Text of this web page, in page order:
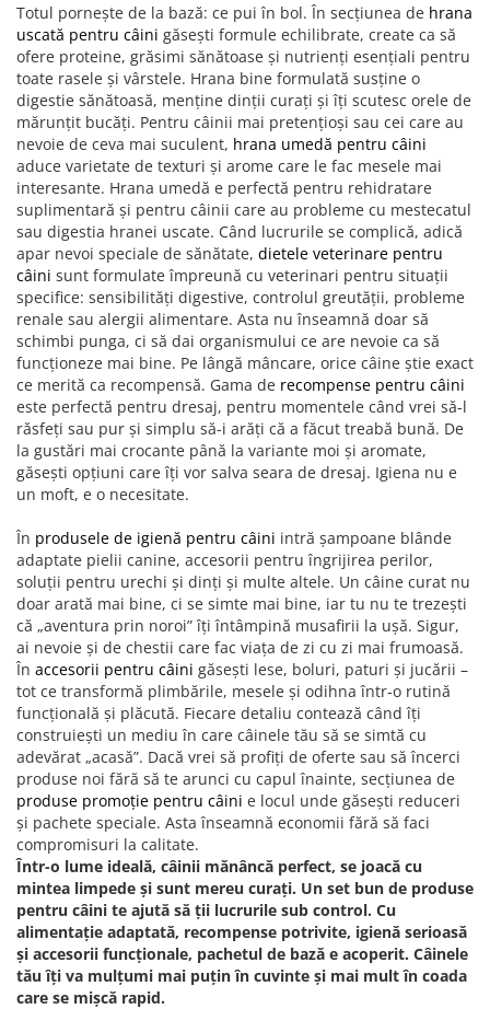
Totul pornește de la bază: ce pui în bol. În secțiunea de hrana
uscată pentru câini găsești formule echilibrate, create ca să
ofere proteine, grăsimi sănătoase și nutrienți esențiali pentru
toate rasele și vârstele. Hrana bine formulată susține o
digestie sănătoasă, menține dinții curați și îți scutesc orele de
mărunțit bucăți. Pentru câinii mai pretențioși sau cei care au
nevoie de ceva mai suculent, hrana umedă pentru câini
aduce varietate de texturi și arome care le fac mesele mai
interesante. Hrana umedă e perfectă pentru rehidratare
suplimentară și pentru câinii care au probleme cu mestecatul
sau digestia hranei uscate. Când lucrurile se complică, adică
apar nevoi speciale de sănătate, dietele veterinare pentru
câini sunt formulate împreună cu veterinari pentru situații
specifice: sensibilități digestive, controlul greutății, probleme
renale sau alergii alimentare. Asta nu înseamnă doar să
schimbi punga, ci să dai organismului ce are nevoie ca să
funcționeze mai bine. Pe lângă mâncare, orice câine știe exact
ce merită ca recompensă. Gama de recompense pentru câini
este perfectă pentru dresaj, pentru momentele când vrei să-l
răsfeți sau pur și simplu să-i arăți că a făcut treabă bună. De
la gustări mai crocante până la variante moi și aromate,
găsești opțiuni care îți vor salva seara de dresaj. Igiena nu e
un moft, e o necesitate.
În produsele de igienă pentru câini intră șampoane blânde
adaptate pielii canine, accesorii pentru îngrijirea perilor,
soluții pentru urechi și dinți și multe altele. Un câine curat nu
doar arată mai bine, ci se simte mai bine, iar tu nu te trezești
că „aventura prin noroi” îți întâmpină musafirii la ușă. Sigur,
ai nevoie și de chestii care fac viața de zi cu zi mai frumoasă.
În accesorii pentru câini găsești lese, boluri, paturi și jucării –
tot ce transformă plimbările, mesele și odihna într-o rutină
funcțională și plăcută. Fiecare detaliu contează când îți
construiești un mediu în care câinele tău să se simtă cu
adevărat „acasă”. Dacă vrei să profiți de oferte sau să încerci
produse noi fără să te arunci cu capul înainte, secțiunea de
produse promoție pentru câini e locul unde găsești reduceri
și pachete speciale. Asta înseamnă economii fără să faci
compromisuri la calitate.
Într-o lume ideală, câinii mănâncă perfect, se joacă cu
mintea limpede și sunt mereu curați. Un set bun de produse
pentru câini te ajută să ții lucrurile sub control. Cu
alimentație adaptată, recompense potrivite, igienă serioasă
și accesorii funcționale, pachetul de bază e acoperit. Câinele
tău îți va mulțumi mai puțin în cuvinte și mai mult în coada
care se mișcă rapid.